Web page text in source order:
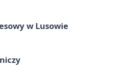
w Lusowie